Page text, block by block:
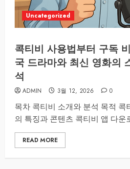
Uncategorized
콕티비 사용법부터 구독
국 드라마와 최신 영화의
석
ADMIN 3월 12, 2026 0
목차 콕티비 소개와 분석 목적 콕
의 특징과 콘텐츠 콕티비 앱 다운
READ MORE